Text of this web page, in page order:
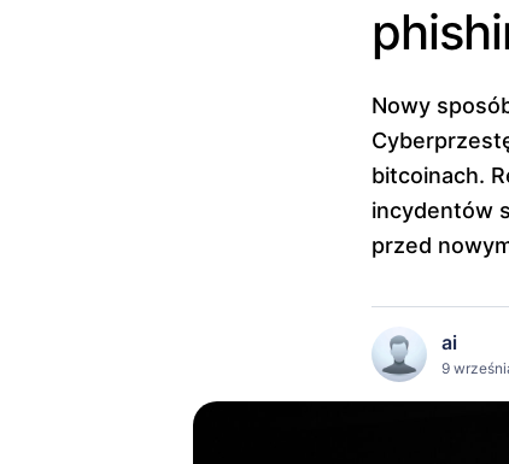
Nowy
bitcoinach.
incydentów
przed
ai
9